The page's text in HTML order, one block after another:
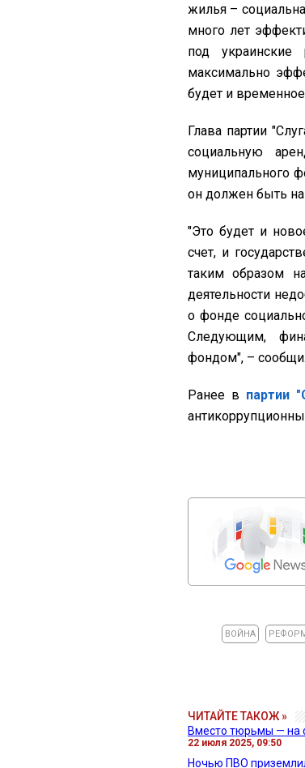
жилья –
много лет
под украинские
максимально
будет и
Глава партии
социальную
муниципального
он должен быть
"Это будет и
счет, и
таким образом
деятельности
о фонде
Следующим,
фондом", –
Ранее в партии
ВОЙНА
ЧИТАЙТЕ ТАКОЖ »
Вместо тюрьмы — на
22 июля 2025, 09:50
Ночью ПВО